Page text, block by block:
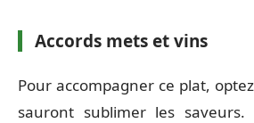
Accords mets et vins
Pour accompagner ce plat,
sauront sublimer les